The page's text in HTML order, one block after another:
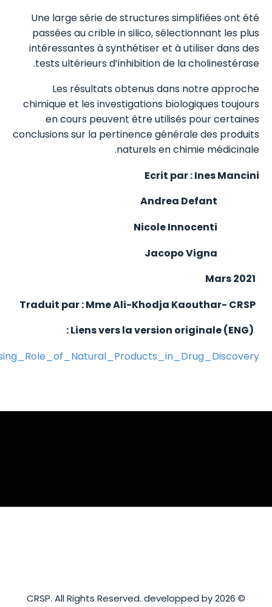
Une large série de structures simplifiées ont été
passées au crible in silico, sélectionnant les plus
intéressantes à synthétiser et à utiliser dans des
tests ultérieurs d’inhibition de la cholinestérase.
Les résultats obtenus dans notre approche
chimique et les investigations biologiques toujours
en cours peuvent être utilisés pour certaines
conclusions sur la pertinence générale des produits
naturels en chimie médicinale.
Ecrit par : Ines Mancini
CRSP
© 2026 CRSP. All Rights Reserved. developped by